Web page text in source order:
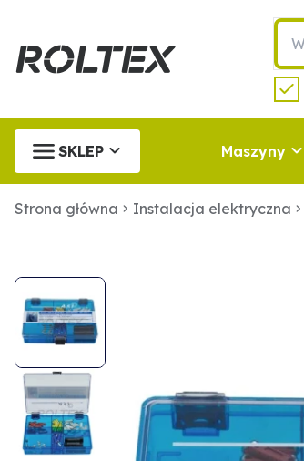
SKLEP Maszyny
Strona główna Instalacja elektryczna